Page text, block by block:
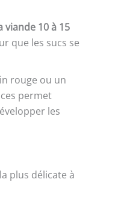
viande 10 à 15
que les sucs se
rouge ou un
permet
les
plus délicate à